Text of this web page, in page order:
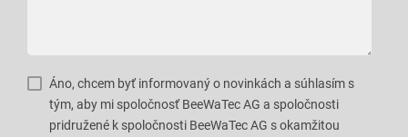
Áno, chcem byť informovaný o novinkách a súhlasím s
tým, aby mi spoločnosť BeeWaTec AG a spoločnosti
pridružené k spoločnosti BeeWaTec AG s okamžitou